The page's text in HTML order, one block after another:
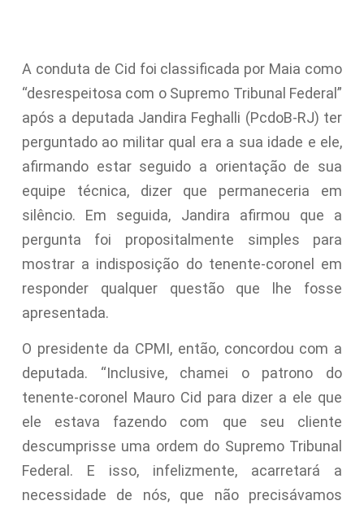
A conduta de Cid foi classificada por Maia como
“desrespeitosa com o Supremo Tribunal Federal”
após a deputada Jandira Feghalli (PcdoB-RJ) ter
perguntado ao militar qual era a sua idade e ele,
afirmando estar seguido a orientação de sua
equipe técnica, dizer que permaneceria em
silêncio. Em seguida, Jandira afirmou que a
pergunta foi propositalmente simples para
mostrar a indisposição do tenente-coronel em
responder qualquer questão que lhe fosse
apresentada.
O presidente da CPMI, então, concordou com a
deputada. “Inclusive, chamei o patrono do
tenente-coronel Mauro Cid para dizer a ele que
ele estava fazendo com que seu cliente
descumprisse uma ordem do Supremo Tribunal
Federal. E isso, infelizmente, acarretará a
necessidade de nós, que não precisávamos